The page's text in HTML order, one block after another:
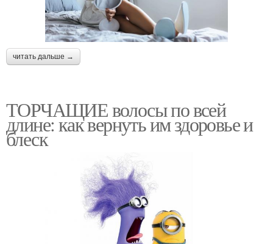
читать дальше →
ТОРЧАЩИЕ волосы по всей
длине: как вернуть им здоровье и
блеск